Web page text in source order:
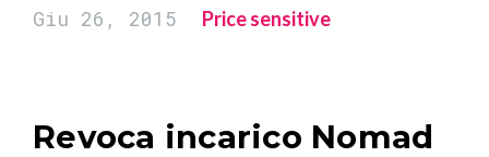
Giu 26, 2015 Price sensitive
Revoca incarico Nomad